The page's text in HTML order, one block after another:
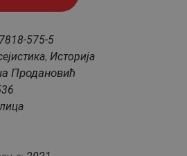
575-5
, Историја
Продановић